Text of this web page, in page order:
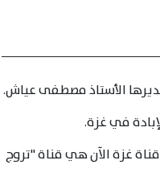
مديرها الأستاذ مصطفى عياش.
في غزة.
غزة الآن هي قناة "تروج